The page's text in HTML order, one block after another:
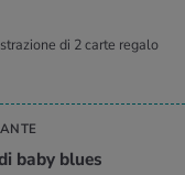
di 2 carte regalo
baby blues